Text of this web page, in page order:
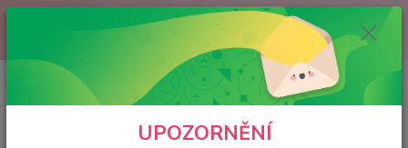
Milé zákaznice, v termínu 03.08.-08.08. 2026 čerpáme dovolenou.
Objednávky přijaté v tomto období budou odeslány v pondělí 11.08.
2026 Děkujeme za pochopení 🌞
CZK
+420 777 224 390
(Po-Pá, 9-17 hod.)
0 Kč
UPOZORNĚNÍ